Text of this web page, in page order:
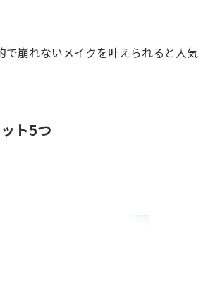
崩れないメイクを叶えられると人気
ト5つ